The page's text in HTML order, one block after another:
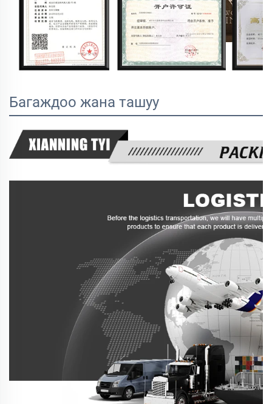
Багаждоо жана ташуу